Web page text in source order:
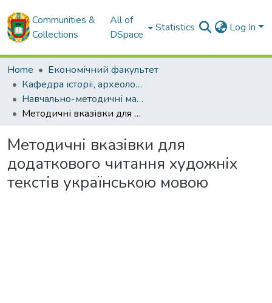
Communities &
Collections
All of
DSpace
Statistics Log In
Home
Економічний факультет
Кафедра історії, археології, інформаційної та архівної справи
Навчально-методичні матеріали кафедри історії, археології, інформаційної та архівної справи
Методичні вказівки для додаткового читання художніх текстів українською мовою
Методичні вказівки для
додаткового читання художніх
текстів українською мовою